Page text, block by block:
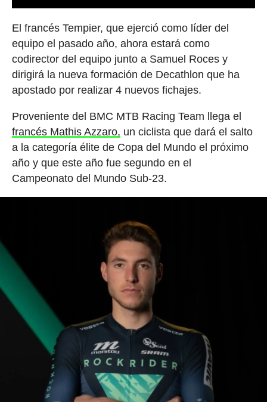
El francés Tempier, que ejerció como líder del
equipo el pasado año, ahora estará como
codirector del equipo junto a Samuel Roces y
dirigirá la nueva formación de Decathlon que ha
apostado por realizar 4 nuevos fichajes.
Proveniente del BMC MTB Racing Team llega el
francés Mathis Azzaro, un ciclista que dará el salto
a la categoría élite de Copa del Mundo el próximo
año y que este año fue segundo en el
Campeonato del Mundo Sub-23.